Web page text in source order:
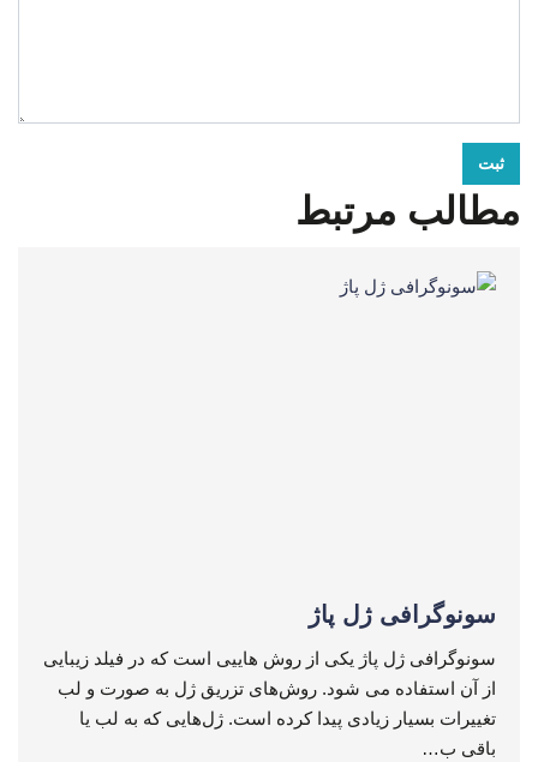
ثبت
مطالب مرتبط
سونوگرافی ژل پاژ
سونوگرافی ژل پاژ یکی از روش هاییی است که در فیلد زیبایی
از آن استفاده می شود. روش‌های تزریق ژل به صورت و لب
تغییرات بسیار زیادی پیدا کرده است. ژل‌هایی که به لب یا
باقی ب…